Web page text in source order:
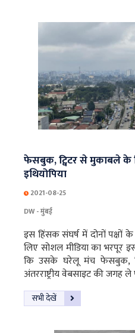
फेसबुक, ट्विटर से मुकाबले के
इथियोपिया
2021-08-25
DW - मुंबई
इस हिंसक संघर्ष में दोनों पक्षों
लिए सोशल मीडिया का भरपूर
कि उसके घरेलू मंच फेसबुक,
अंतरराष्ट्रीय वेबसाइट की जगह ले
सभी देखें